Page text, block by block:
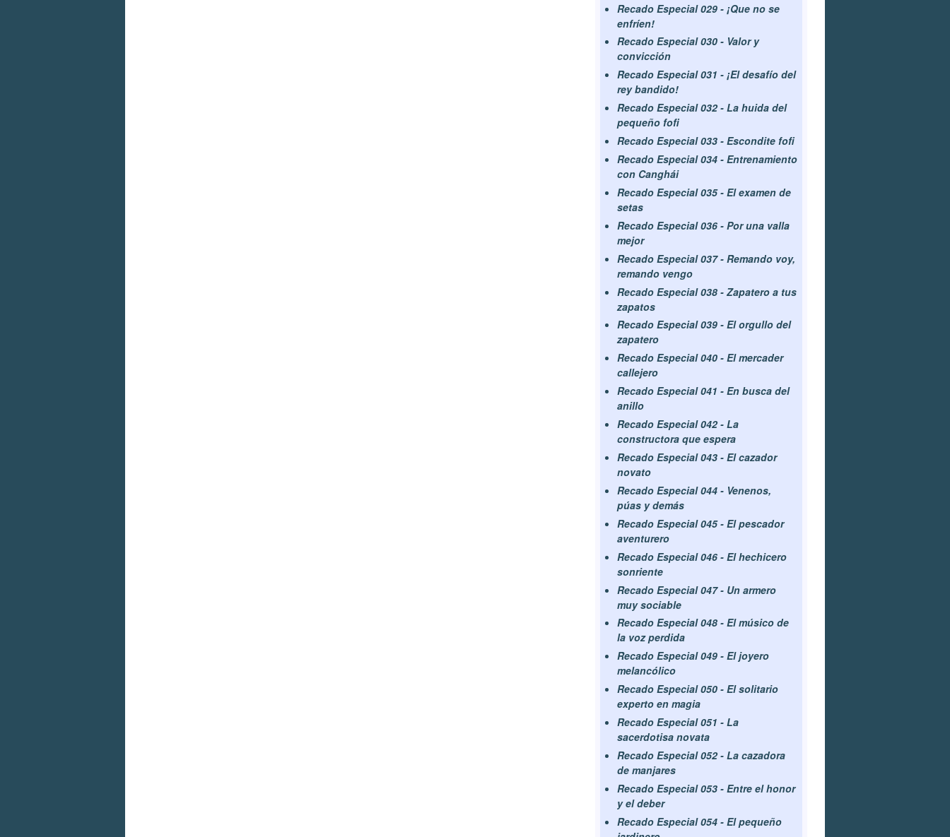
Recado Especial 029 - ¡Que no se
enfríen!
Recado Especial 030 - Valor y
convicción
Recado Especial 031 - ¡El desafío del
rey bandido!
Recado Especial 032 - La huida del
pequeño fofi
Recado Especial 033 - Escondite fofi
Recado Especial 034 - Entrenamiento
con Canghái
Recado Especial 035 - El examen de
setas
Recado Especial 036 - Por una valla
mejor
Recado Especial 037 - Remando voy,
remando vengo
Recado Especial 038 - Zapatero a tus
zapatos
Recado Especial 039 - El orgullo del
zapatero
Recado Especial 040 - El mercader
callejero
Recado Especial 041 - En busca del
anillo
Recado Especial 042 - La
constructora que espera
Recado Especial 043 - El cazador
novato
Recado Especial 044 - Venenos,
púas y demás
Recado Especial 045 - El pescador
aventurero
Recado Especial 046 - El hechicero
sonriente
Recado Especial 047 - Un armero
muy sociable
Recado Especial 048 - El músico de
la voz perdida
Recado Especial 049 - El joyero
melancólico
Recado Especial 050 - El solitario
experto en magia
Recado Especial 051 - La
sacerdotisa novata
Recado Especial 052 - La cazadora
de manjares
Recado Especial 053 - Entre el honor
y el deber
Recado Especial 054 - El pequeño